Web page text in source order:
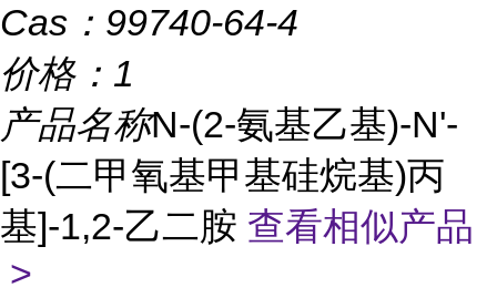
Cas： 99740-64-4
价格： 1
产品名称N-(2-氨基乙基)-N'-
[3-(二甲氧基甲基硅烷基)丙
基]-1,2-乙二胺 查看相似产品
>